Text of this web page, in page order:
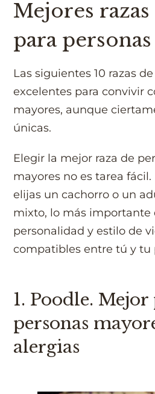
Mejores
para
Las siguientes 10 razas
excelentes para convivir
mayores, aunque
únicas.
Elegir la mejor raza de
mayores no es tarea
elijas un cachorro o un
mixto, lo más importante
personalidad y estilo de
compatibles entre tú y tu
1. Poodle.
personas
alergias